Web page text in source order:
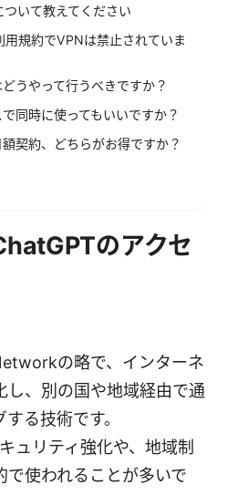
いて教えてください
用規約でVPNは禁止されていま
うやって行うべきですか？
同時に使ってもいいですか？
契約、どちらがお得ですか？
のアクセ
の略で、インターネ
し、別の国や地域経由で通
る技術です。
ュリティ強化や、地域制
で使われることが多いで